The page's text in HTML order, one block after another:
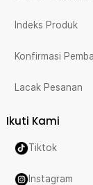
Indeks Produk
Konfirmasi
Lacak Pesanan
Ikuti Kami
Tiktok
Instagram